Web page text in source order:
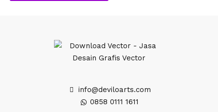
info@deviloarts.com
0858 0111 1611